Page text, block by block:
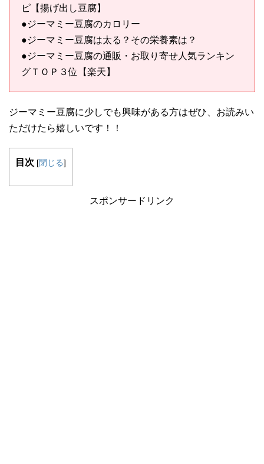
ピ【揚げ出し豆腐】
●ジーマミー豆腐のカロリー
●ジーマミー豆腐は太る？その栄養素は？
●ジーマミー豆腐の通販・お取り寄せ人気ランキン
グＴＯＰ３位【楽天】
ジーマミー豆腐に少しでも興味がある方はぜひ、お読みい
ただけたら嬉しいです！！
目次 [閉じる]
スポンサードリンク